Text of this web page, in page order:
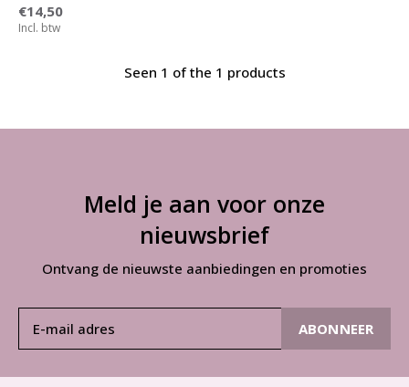
€14,50
Incl. btw
Seen 1 of the 1 products
Meld je aan voor onze
nieuwsbrief
Ontvang de nieuwste aanbiedingen en promoties
ABONNEER